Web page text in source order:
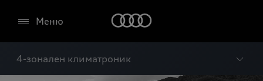
Меню
4-зонален климатроник